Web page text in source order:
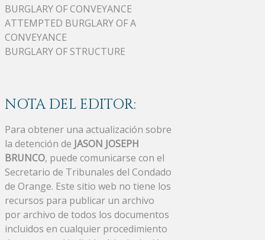
BURGLARY OF CONVEYANCE
ATTEMPTED BURGLARY OF A
CONVEYANCE
BURGLARY OF STRUCTURE
NOTA DEL EDITOR:
Para obtener una actualización sobre
la detención de JASON JOSEPH
BRUNCO, puede comunicarse con el
Secretario de Tribunales del Condado
de Orange. Este sitio web no tiene los
recursos para publicar un archivo
por archivo de todos los documentos
incluidos en cualquier procedimiento